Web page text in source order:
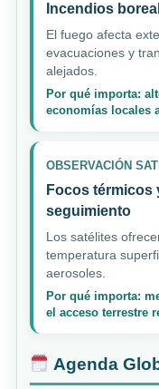
Incendios
El fuego afecta
evacuaciones y
alejados.
Por qué importa:
economías locales
OBSERVACIÓN
Focos térmicos
seguimiento
Los satélites
temperatura
aerosoles.
Por qué importa:
el acceso terrestre
Agenda